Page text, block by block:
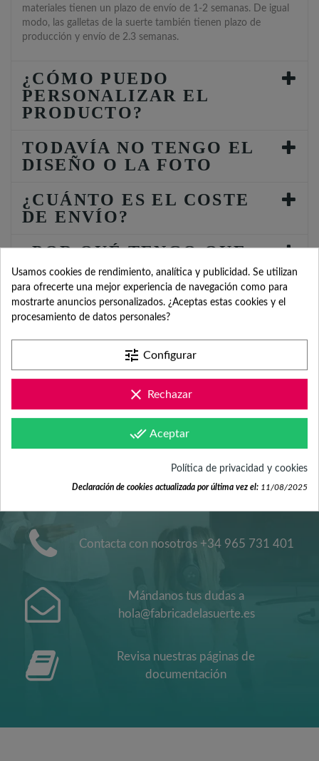
materiales tienen un plazo de envío de 1-2 semanas. De igual
modo, las galletas de la suerte también tienen plazo de
producción y envío de 2.3 semanas.
¿CÓMO PUEDO
PERSONALIZAR EL
PRODUCTO?
TODAVÍA NO TENGO EL
DISEÑO O LA FOTO
¿CUÁNTO ES EL COSTE
DE ENVÍO?
¿POR QUÉ TENGO QUE
INDICAR FECHA DEL
EVENTO?
SERVICIO DE
ATENCIÓN AL
CLIENTE
Contacta con nosotros +34 965 731 401
Mándanos tus dudas a
hola@fabricadelasuerte.es
Revisa nuestras páginas de
documentación
Usamos cookies de rendimiento, analítica y publicidad. Se utilizan
para ofrecerte una mejor experiencia de navegación como para
mostrarte anuncios personalizados. ¿Aceptas estas cookies y el
procesamiento de datos personales?
tune Configurar
clear Rechazar
done_all Aceptar
Política de privacidad y cookies
Declaración de cookies actualizada por última vez el: 11/08/2025